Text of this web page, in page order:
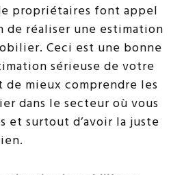
propriétaires font appel
de réaliser une estimation
Ceci est une bonne
sérieuse de votre
mieux comprendre les
dans le secteur où vous
et surtout d’avoir la juste